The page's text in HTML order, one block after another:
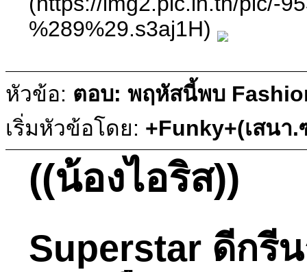
%289%29.s3aj1H)
หัวข้อ: ตอบ: พฤหัสนี้พบ
เริ่มหัวข้อโดย: +Funky+(เสนา
((น้องไอริส))
Superstar ดีกรี